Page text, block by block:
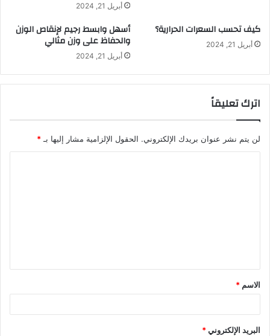
أبريل 21, 2024
كيف تحسب السعرات الحرارية؟
أبريل 21, 2024
أسهل وابسط رجيم لإنقاص الوزن
والحفاظ على وزن مثالي
أبريل 21, 2024
اترك تعليقاً
لن يتم نشر عنوان بريدك الإلكتروني. الحقول الإلزامية مشار إليها بـ *
ق
*
الاسم *
البريد الإلكتروني*